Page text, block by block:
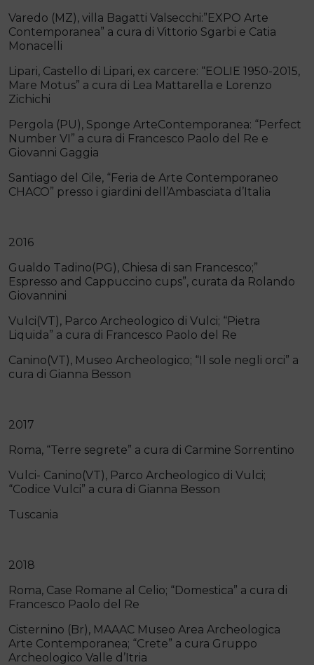
Varedo (MZ), villa Bagatti Valsecchi:”EXPO Arte
Contemporanea” a cura di Vittorio Sgarbi e Catia
Monacelli
Lipari, Castello di Lipari, ex carcere: “EOLIE 1950-2015,
Mare Motus” a cura di Lea Mattarella e Lorenzo
Zichichi
Pergola (PU), Sponge ArteContemporanea: “Perfect
Number VI” a cura di Francesco Paolo del Re e
Giovanni Gaggia
Santiago del Cile, “Feria de Arte Contemporaneo
CHACO” presso i giardini dell’Ambasciata d’Italia
2016
Gualdo Tadino(PG), Chiesa di san Francesco;”
Espresso and Cappuccino cups”, curata da Rolando
Giovannini
Vulci(VT), Parco Archeologico di Vulci; “Pietra
Liquida” a cura di Francesco Paolo del Re
Canino(VT), Museo Archeologico; “Il sole negli orci” a
cura di Gianna Besson
2017
Roma, “Terre segrete” a cura di Carmine Sorrentino
Vulci- Canino(VT), Parco Archeologico di Vulci;
“Codice Vulci” a cura di Gianna Besson
Tuscania
2018
Roma, Case Romane al Celio; “Domestica” a cura di
Francesco Paolo del Re
Cisternino (Br), MAAAC Museo Area Archeologica
Arte Contemporanea; “Crete” a cura Gruppo
Archeologico Valle d’Itria